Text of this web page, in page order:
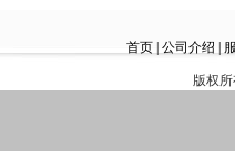
首页| 公司介绍
版权